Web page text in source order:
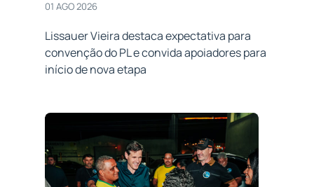
01 AGO 2026
Lissauer Vieira destaca expectativa para
convenção do PL e convida apoiadores para
início de nova etapa